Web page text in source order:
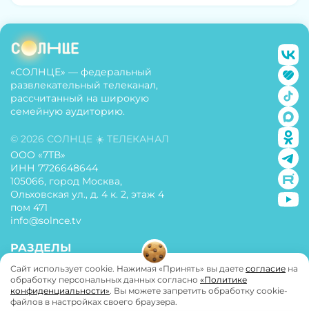
«СОЛНЦЕ» — федеральный
развлекательный телеканал,
рассчитанный на широкую
семейную аудиторию.
© 2026 СОЛНЦЕ ☀️ ТЕЛЕКАНАЛ
ООО «7ТВ»
ИНН 7726648644
105066, город Москва,
Ольховская ул., д. 4 к. 2, этаж 4
пом 471
info@solnce.tv
РАЗДЕЛЫ
О телеканале
Политика конфиденциальности
Сайт использует cookie. Нажимая «Принять» вы даете согласие на
обработку персональных данных согласно «Политике
конфиденциальности». Вы можете запретить обработку cookie-
файлов в настройках своего браузера.